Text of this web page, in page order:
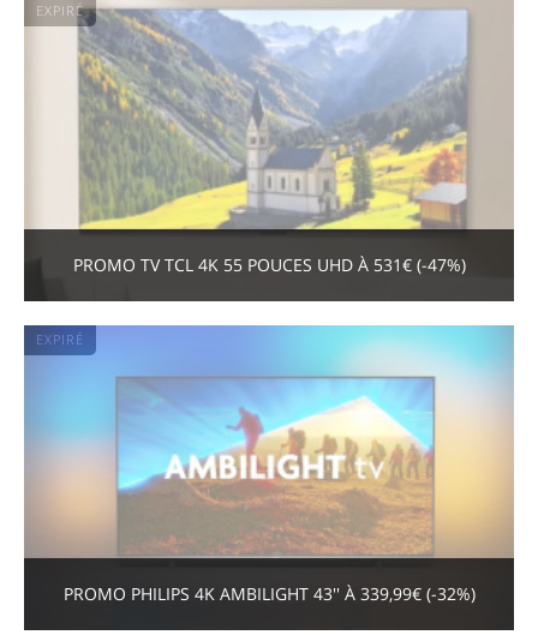
EXPIRÉ
PROMO TV TCL 4K 55 POUCES UHD À 531€ (-47%)
EXPIRÉ
PROMO PHILIPS 4K AMBILIGHT 43'' À 339,99€ (-32%)